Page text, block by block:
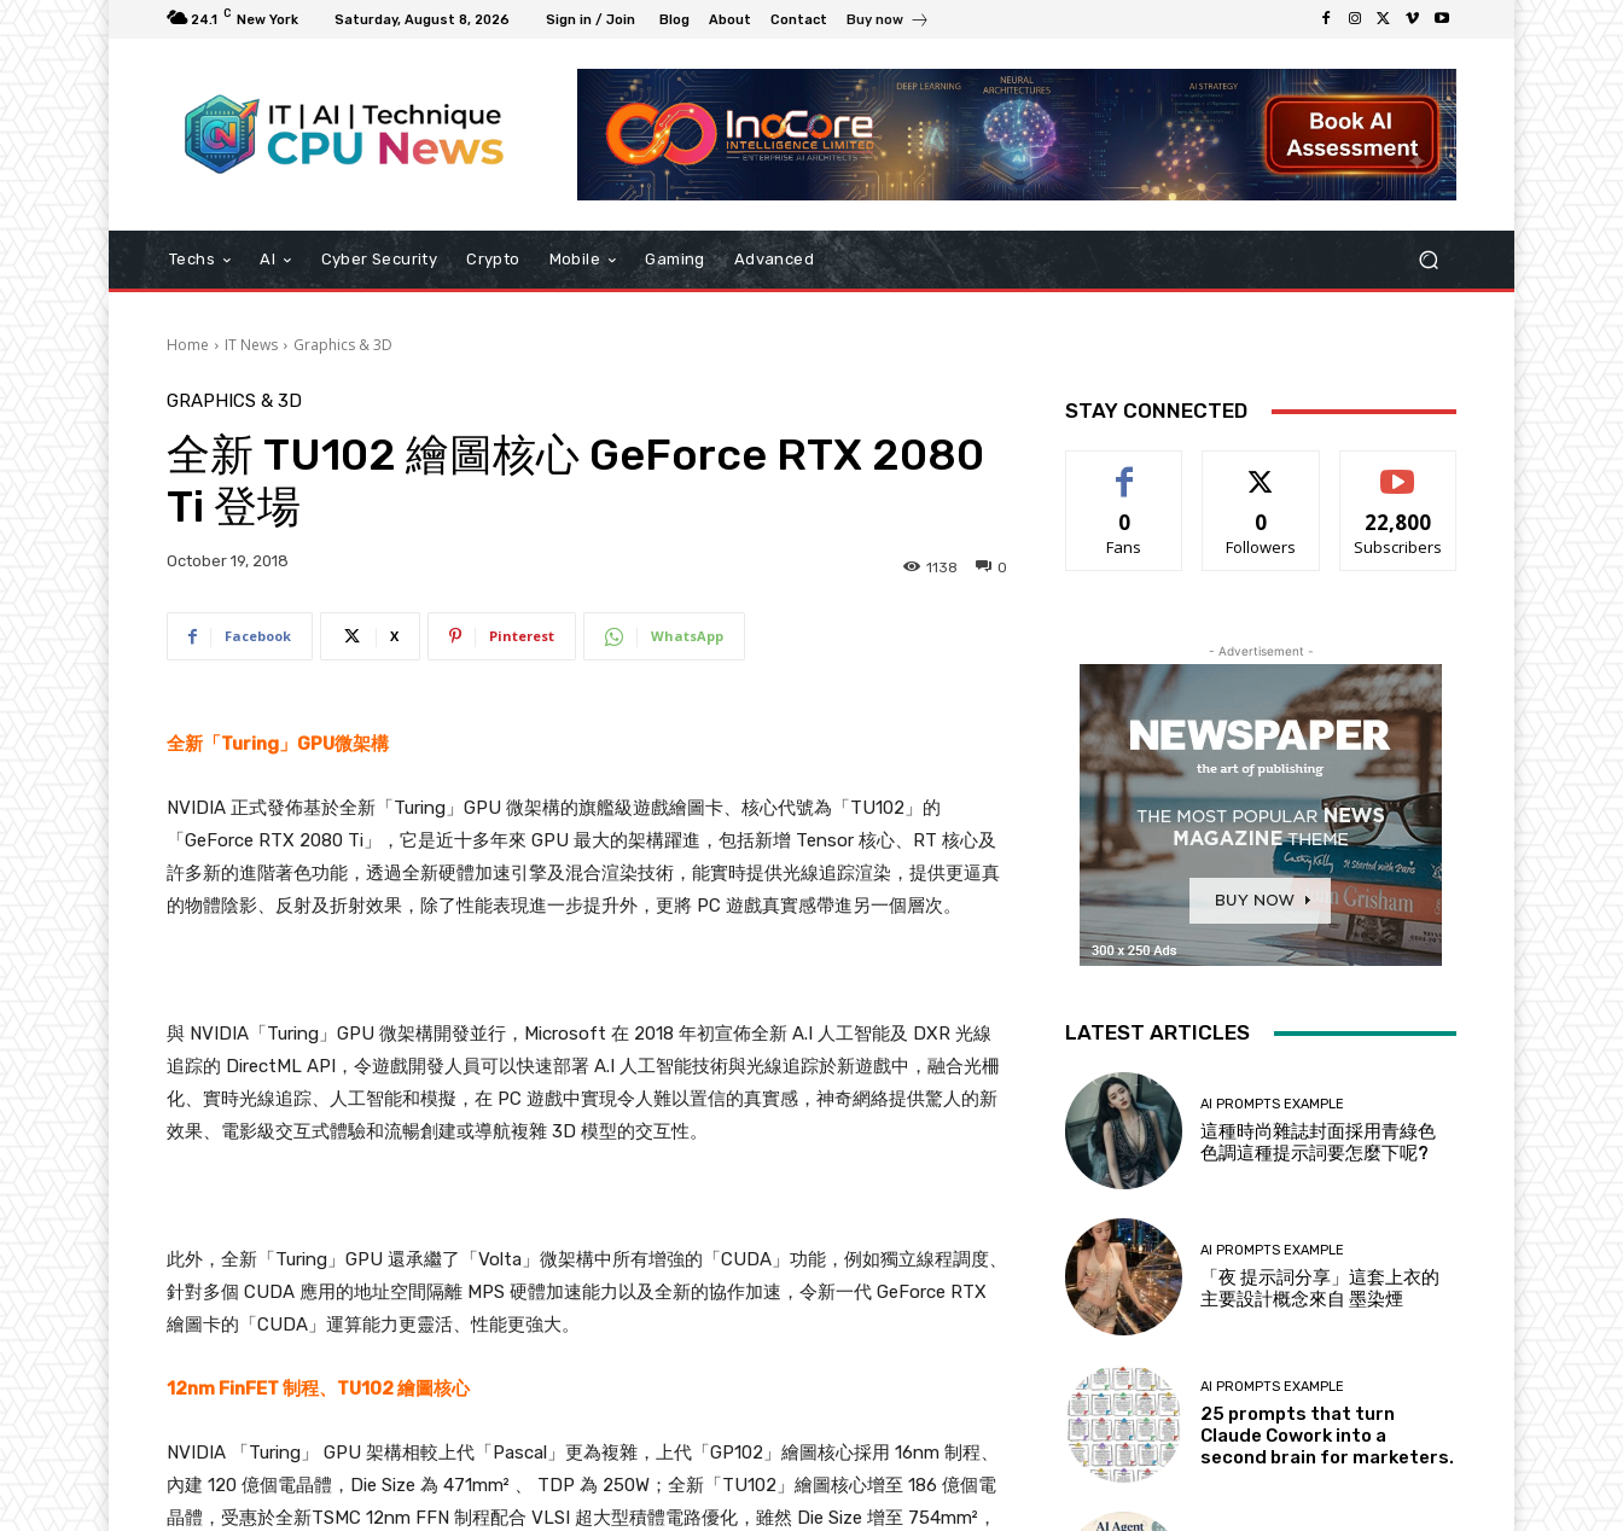
24.1 C New York Saturday, August 8, 2026 Sign in / Join Blog About Contact Buy now
Techs AI Cyber Security Crypto Mobile Gaming Advanced
Home IT News Graphics & 3D
GRAPHICS & 3D
全新 TU102 繪圖核心 GeForce RTX 2080
Ti 登場
October 19, 2018 0
1138
Facebook X Pinterest WhatsApp
全新「Turing」GPU微架構
NVIDIA 正式發佈基於全新「Turing」GPU 微架構的旗艦級遊戲繪圖卡、核心代號為「TU102」的
「GeForce RTX 2080 Ti」，它是近十多年來 GPU 最大的架構躍進，包括新增 Tensor 核心、RT 核心及
許多新的進階著色功能，透過全新硬體加速引擎及混合渲染技術，能實時提供光線追踪渲染，提供更逼真
的物體陰影、反射及折射效果，除了性能表現進一步提升外，更將 PC 遊戲真實感帶進另一個層次。
與 NVIDIA「Turing」GPU 微架構開發並行，Microsoft 在 2018 年初宣佈全新 A.I 人工智能及 DXR 光線
追踪的 DirectML API，令遊戲開發人員可以快速部署 A.I 人工智能技術與光線追踪於新遊戲中，融合光柵
化、實時光線追踪、人工智能和模擬，在 PC 遊戲中實現令人難以置信的真實感，神奇網絡提供驚人的新
效果、電影級交互式體驗和流暢創建或導航複雜 3D 模型的交互性。
此外，全新「Turing」GPU 還承繼了「Volta」微架構中所有增強的「CUDA」功能，例如獨立線程調度、
針對多個 CUDA 應用的地址空間隔離 MPS 硬體加速能力以及全新的協作加速，令新一代 GeForce RTX
繪圖卡的「CUDA」運算能力更靈活、性能更強大。
12nm FinFET 制程、TU102 繪圖核心
NVIDIA 「Turing」 GPU 架構相較上代「Pascal」更為複雜，上代「GP102」繪圖核心採用 16nm 制程、
內建 120 億個電晶體，Die Size 為 471mm² 、 TDP 為 250W；全新「TU102」繪圖核心增至 186 億個電
晶體，受惠於全新TSMC 12nm FFN 制程配合 VLSI 超大型積體電路優化，雖然 Die Size 增至 754mm²，
STAY CONNECTED
0
Fans
0
Followers
22,800
Subscribers
- Advertisement -
LATEST ARTICLES
AI PROMPTS EXAMPLE
這種時尚雜誌封面採用青綠色
色調這種提示詞要怎麼下呢?
AI PROMPTS EXAMPLE
「夜 提示詞分享」這套上衣的
主要設計概念來自 墨染煙
AI PROMPTS EXAMPLE
25 prompts that turn
Claude Cowork into a
second brain for marketers.